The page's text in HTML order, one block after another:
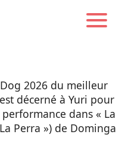
2026 du meilleur
décerné à Yuri pour
dans « La
Perra ») de Dominga